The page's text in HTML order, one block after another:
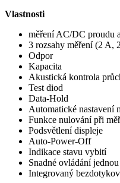
Vlastnosti
měření AC/DC proudu
3 rozsahy měření (2 A,
Odpor
Kapacita
Akustická kontrola
Test diod
Data-Hold
Automatické nastavení
Funkce nulování při
Podsvětlení displeje
Auto-Power-Off
Indikace stavu vybití
Snadné ovládání
Integrovaný